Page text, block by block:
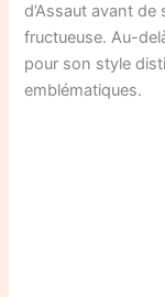
d’Assaut avant
fructueuse. Au-
pour son style
emblématiques.